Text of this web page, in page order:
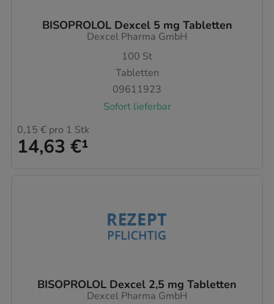
BISOPROLOL Dexcel 5 mg Tabletten
Dexcel Pharma GmbH
100 St
Tabletten
09611923
Sofort lieferbar
14,63 €¹
0,15 € pro 1 Stk
BISOPROLOL Dexcel 2,5 mg Tabletten
Dexcel Pharma GmbH